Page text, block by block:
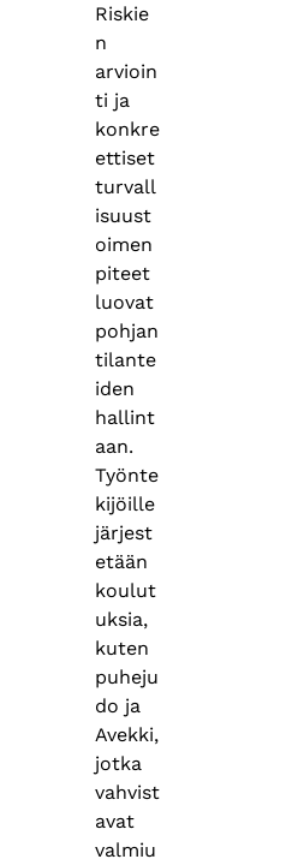
Riskie
n
arvioin
ti ja
konkre
ettiset
turvall
isuust
oimen
piteet
luovat
pohjan
tilante
iden
hallint
aan.
Työnte
kijöille
järjest
etään
koulut
uksia,
kuten
puheju
do ja
Avekki,
jotka
vahvist
avat
valmiu